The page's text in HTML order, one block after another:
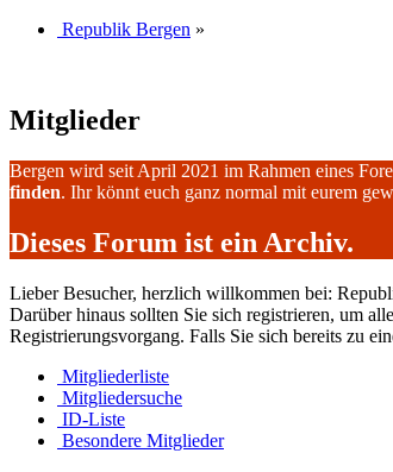
Republik Bergen »
Mitglieder
Bergen wird seit April 2021 im Rahmen eines
finden. Ihr könnt euch ganz normal mit eurem
Dieses Forum ist ein Archiv.
Lieber Besucher, herzlich willkommen bei:
Darüber hinaus sollten Sie sich registrieren, um
Registrierungsvorgang. Falls Sie sich bereits zu
Mitgliederliste
Mitgliedersuche
ID-Liste
Besondere Mitglieder